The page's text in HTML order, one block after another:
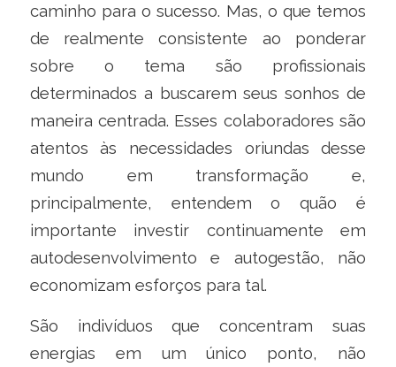
caminho para o sucesso. Mas, o que temos
de realmente consistente ao ponderar
sobre o tema são profissionais
determinados a buscarem seus sonhos de
maneira centrada. Esses colaboradores são
atentos às necessidades oriundas desse
mundo em transformação e,
principalmente, entendem o quão é
importante investir continuamente em
autodesenvolvimento e autogestão, não
economizam esforços para tal.
São indivíduos que concentram suas
energias em um único ponto, não